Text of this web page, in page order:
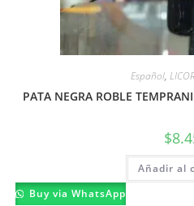
Español,
PATA NEGRA ROBLE
$
Añadir al
Buy via WhatsApp